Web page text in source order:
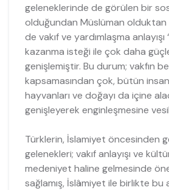
geleneklerinde de görülen bir
olduğundan Müslüman
de vakıf ve yardımlaşma anlayışı
kazanma isteği ile çok daha
genişlemiştir. Bu durum; vakfın
kapsamasından çok, bütün
hayvanları ve doğayı da içine
genişleyerek enginleşmesine
Türklerin, İslamiyet öncesinden
gelenekleri; vakıf anlayışı ve
medeniyet haline gelmesinde
sağlamış, İslâmiyet ile birlikte bu